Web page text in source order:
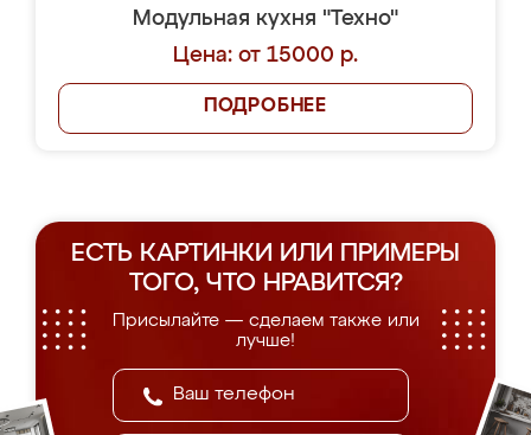
Модульная кухня "Техно"
Цена: от 15000 р.
ПОДРОБНЕЕ
ЕСТЬ КАРТИНКИ ИЛИ ПРИМЕРЫ
ТОГО, ЧТО НРАВИТСЯ?
Присылайте — сделаем также или
лучше!